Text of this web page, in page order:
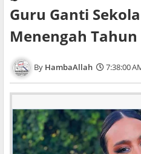
Guru Ganti
Menengah
HambaAllah 7:38:00